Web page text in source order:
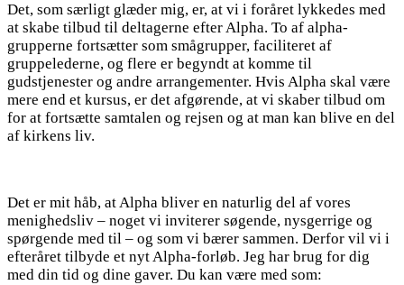
Det, som særligt glæder mig, er, at vi i foråret lykkedes med
at skabe tilbud til deltagerne efter Alpha. To af alpha-
grupperne fortsætter som smågrupper, faciliteret af
gruppelederne, og flere er begyndt at komme til
gudstjenester og andre arrangementer. Hvis Alpha skal være
mere end et kursus, er det afgørende, at vi skaber tilbud om
for at fortsætte samtalen og rejsen og at man kan blive en del
af kirkens liv.
Det er mit håb, at Alpha bliver en naturlig del af vores
menighedsliv – noget vi inviterer søgende, nysgerrige og
spørgende med til – og som vi bærer sammen. Derfor vil vi i
efteråret tilbyde et nyt Alpha-forløb. Jeg har brug for dig
med din tid og dine gaver. Du kan være med som: